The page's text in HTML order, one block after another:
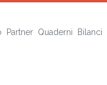
Partner Quaderni Bilanci